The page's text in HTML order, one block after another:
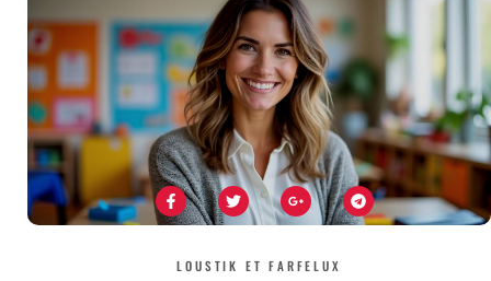
F
a
c
e
o
T
w
i
t
r
G
o
o
g
-
T
e
l
e
LOUSTIK ET FARFELUX